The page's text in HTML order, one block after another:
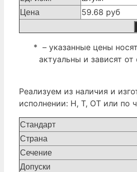
Цена
59.68 руб
* – указанные цены
актуальны и зависят
Реализуем из наличия и
исполнении: Н, Т, ОТ или по
Стандарт
Страна
Сечение
Допуски